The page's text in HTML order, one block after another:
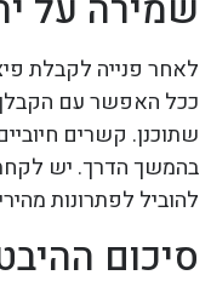
לאחר פנייה לקבלת
ככל האפשר עם
שתוכנן. קשרים
בהמשך הדרך. יש לקחת
להוביל לפתרונות
סיכום